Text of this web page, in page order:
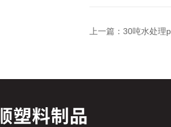
上一篇： 30吨水处理